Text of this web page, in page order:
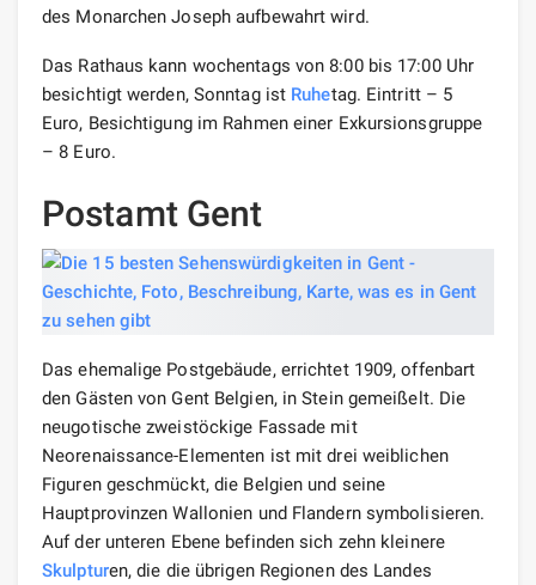
des Monarchen Joseph aufbewahrt wird.
Das Rathaus kann wochentags von 8:00 bis 17:00 Uhr
besichtigt werden, Sonntag ist Ruhetag. Eintritt – 5
Euro, Besichtigung im Rahmen einer Exkursionsgruppe
– 8 Euro.
Postamt Gent
Das ehemalige Postgebäude, errichtet 1909, offenbart
den Gästen von Gent Belgien, in Stein gemeißelt. Die
neugotische zweistöckige Fassade mit
Neorenaissance-Elementen ist mit drei weiblichen
Figuren geschmückt, die Belgien und seine
Hauptprovinzen Wallonien und Flandern symbolisieren.
Auf der unteren Ebene befinden sich zehn kleinere
Skulpturen, die die übrigen Regionen des Landes